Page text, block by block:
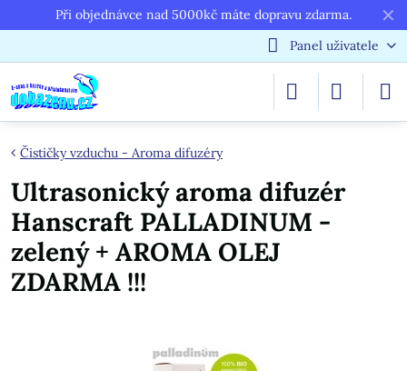
✕
Při objednávce nad 5000kč máte dopravu zdarma.
Panel uživatele
Čističky vzduchu - Aroma difuzéry
Ultrasonický aroma difuzér
Hanscraft PALLADINUM -
zelený + AROMA OLEJ
ZDARMA !!!